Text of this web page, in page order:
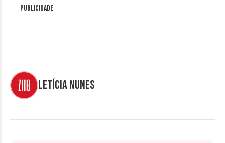
Publicidade
Letícia Nunes